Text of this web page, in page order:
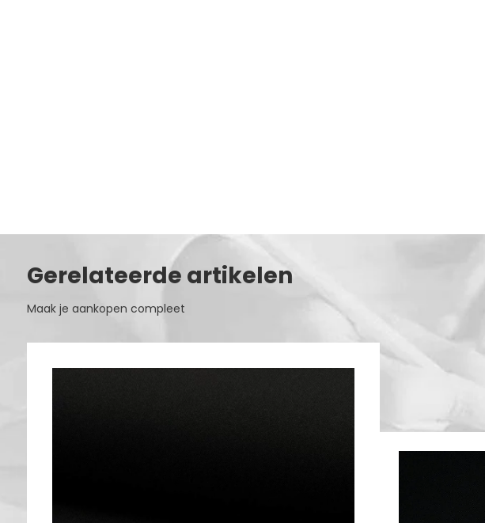
Gerelateerde artikelen
Maak je aankopen compleet